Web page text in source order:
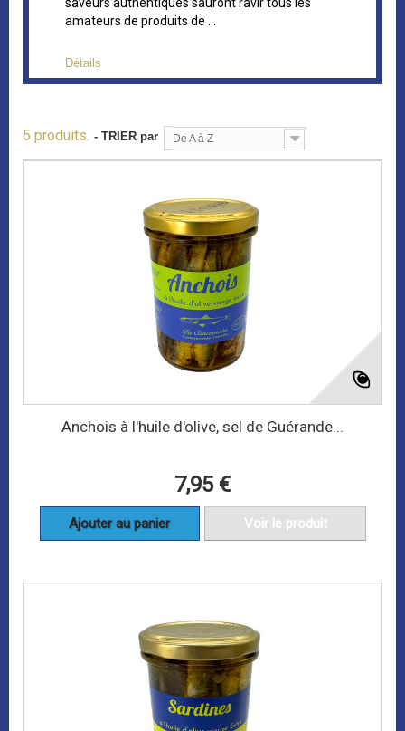
amateurs de produits de ...
Détails
5 produits. - TRIER par De A à Z
Anchois à l'huile d'olive, sel de Guérande...
7,95 €
Ajouter au panier Voir le produit